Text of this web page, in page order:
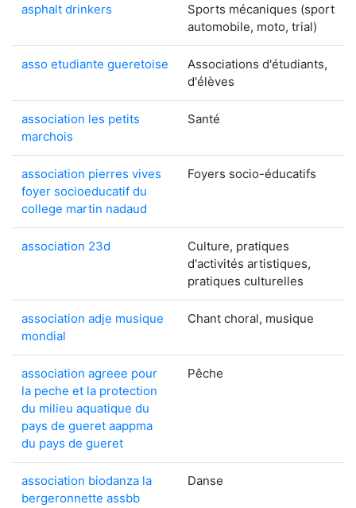
asphalt drinkers
Sports mécaniques (sport
automobile, moto, trial)
asso etudiante gueretoise
Associations d'étudiants,
d'élèves
association les petits
marchois
Santé
association pierres vives
foyer socioeducatif du
college martin nadaud
Foyers socio-éducatifs
association 23d
Culture, pratiques
d'activités artistiques,
pratiques culturelles
association adje musique
mondial
Chant choral, musique
association agreee pour
la peche et la protection
du milieu aquatique du
pays de gueret aappma
du pays de gueret
Pêche
association biodanza la
bergeronnette assbb
Danse